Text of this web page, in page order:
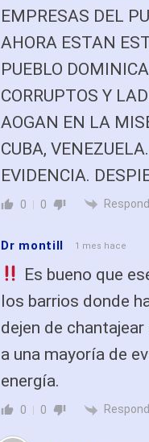
EMPRESAS DEL
AHORA ESTAN
PUEBLO
CORRUPTOS Y
AOGAN EN LA
CUBA,
EVIDENCIA.
0 0
Dr montill 1 mes hace
Es bueno que
los barrios donde
dejen de
a una mayoría de
energía.
0 0